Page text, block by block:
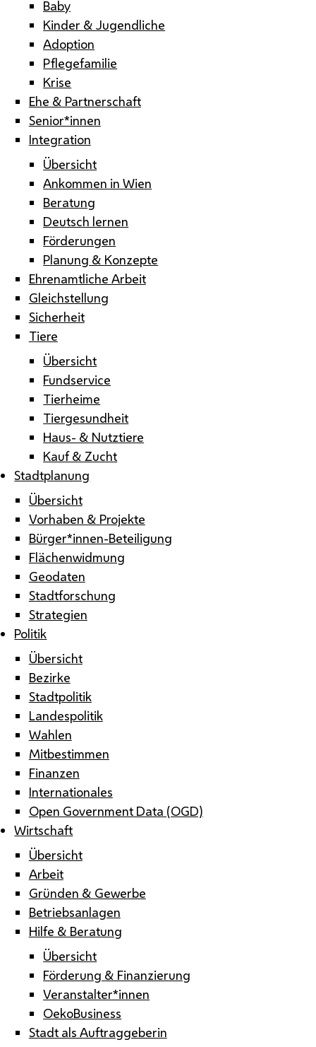
Baby
Kinder & Jugendliche
Adoption
Pflegefamilie
Krise
Ehe & Partnerschaft
Senior*innen
Integration
Übersicht
Ankommen in Wien
Beratung
Deutsch lernen
Förderungen
Planung & Konzepte
Ehrenamtliche Arbeit
Gleichstellung
Sicherheit
Tiere
Übersicht
Fundservice
Tierheime
Tiergesundheit
Haus- & Nutztiere
Kauf & Zucht
Stadtplanung
Übersicht
Vorhaben & Projekte
Bürger*innen-Beteiligung
Flächenwidmung
Geodaten
Stadtforschung
Strategien
Politik
Übersicht
Bezirke
Stadtpolitik
Landespolitik
Wahlen
Mitbestimmen
Finanzen
Internationales
Open Government Data (OGD)
Wirtschaft
Übersicht
Arbeit
Gründen & Gewerbe
Betriebsanlagen
Hilfe & Beratung
Übersicht
Förderung & Finanzierung
Veranstalter*innen
OekoBusiness
Stadt als Auftraggeberin